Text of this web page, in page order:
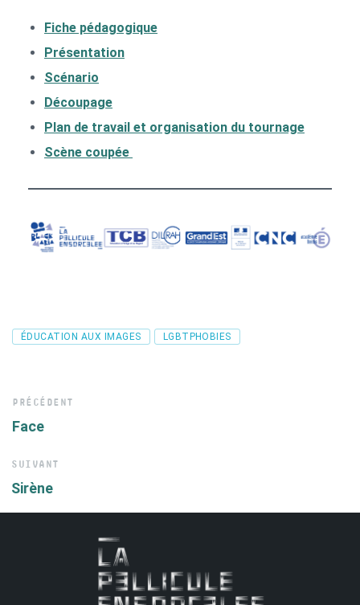
Fiche pédagogique
Présentation
Scénario
Découpage
Plan de travail et organisation du tournage
Scène coupée
Tags
ÉDUCATION AUX IMAGES LGBTPHOBIES
PRÉCÉDENT
Face
SUIVANT
Sirène